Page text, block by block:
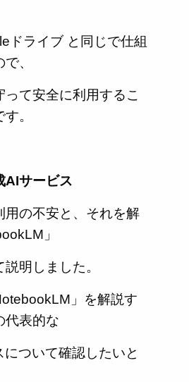
ドライブ と同じで仕組
、
って安全に利用するこ
。
AIサービス
用の不安と、それを解
」
明しました。
」を解説す
代表的な
ついて確認したいと